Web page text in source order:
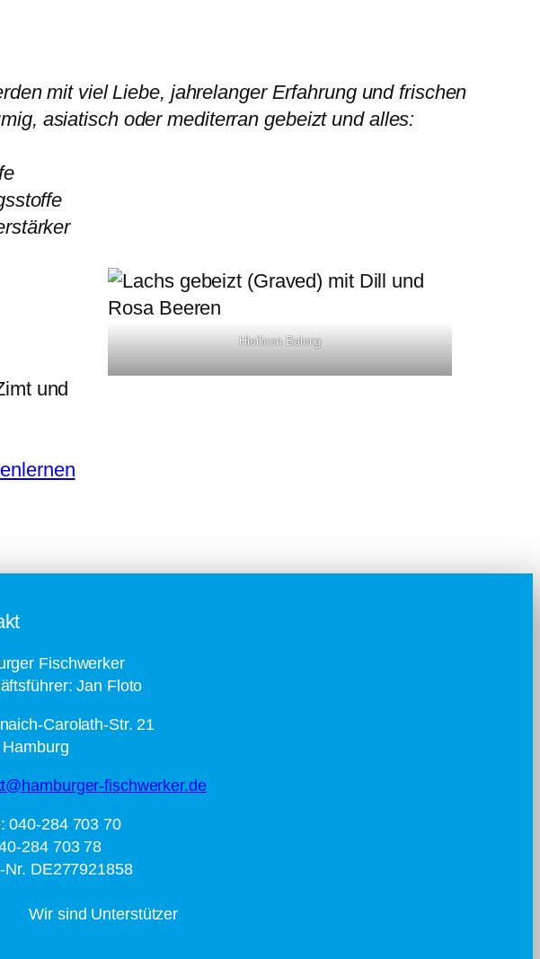
mit viel Liebe, jahrelanger Erfahrung und frischen
asiatisch oder mediterran gebeizt und alles:
Hisilicon Balong
Fischwerker
Jan Floto
Carolath-Str. 21
fischwerker.de
040-284 703 70
284 703 78
Nr. DE277921858
sind Unterstützer